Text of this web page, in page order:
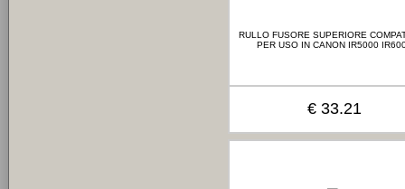
RULLO FUSORE SUPERIORE
PER USO IN CANON IR5000
€ 33.21